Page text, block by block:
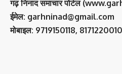
गढ़ निनाद समाचार पोर्टल
ईमेल: garhninad@gmail.com
मोबाइल: 9719150118, 8171220010